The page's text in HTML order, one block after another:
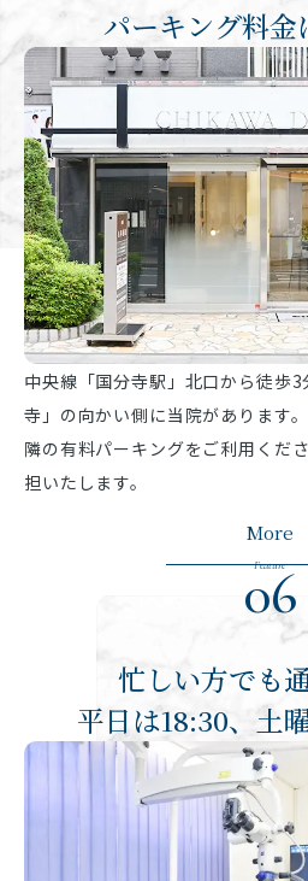
パーキング料金
中央線「国分寺駅」北口から徒歩
寺」の向かい側に当院があります
隣の有料パーキングをご利用くだ
担いたします。
More
Feature
06
忙しい方でも
平日は18:30、土